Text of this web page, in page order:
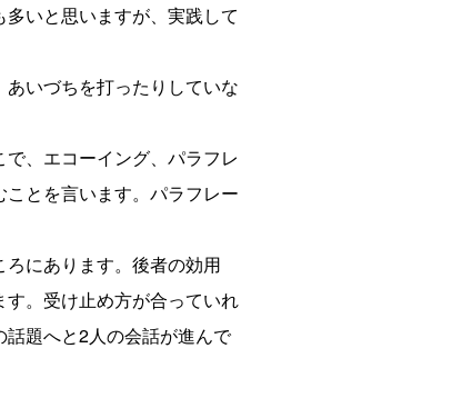
いと思いますが、実践して
いづちを打ったりしていな
、エコーイング、パラフレ
とを言います。パラフレー
にあります。後者の効用
。受け止め方が合っていれ
題へと2人の会話が進んで